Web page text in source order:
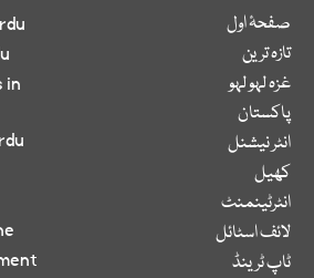
صفحۂ اول
تازہ ترین
غزہ لہو لہو
پاکستان
انٹر نیشنل
کھیل
انٹرٹینمنٹ
لائف اسٹائل
ٹاپ ٹرینڈ
in